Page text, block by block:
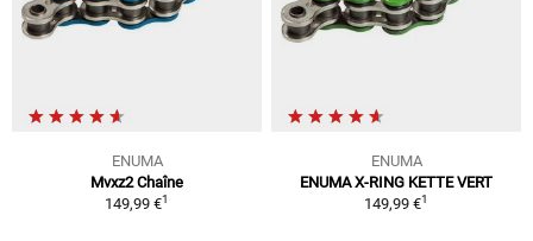
ENUMA
Mvxz2 Chaîne
149,99 €1
ENUMA
ENUMA X-RING KETTE VERT
149,99 €1